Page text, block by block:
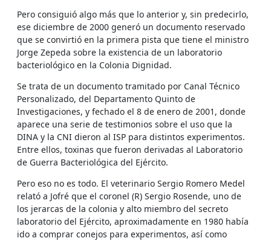
Pero consiguió algo más que lo anterior y, sin predecirlo,
ese diciembre de 2000 generó un documento reservado
que se convirtió en la primera pista que tiene el ministro
Jorge Zepeda sobre la existencia de un laboratorio
bacteriológico en la Colonia Dignidad.
Se trata de un documento tramitado por Canal Técnico
Personalizado, del Departamento Quinto de
Investigaciones, y fechado el 8 de enero de 2001, donde
aparece una serie de testimonios sobre el uso que la
DINA y la CNI dieron al ISP para distintos experimentos.
Entre ellos, toxinas que fueron derivadas al Laboratorio
de Guerra Bacteriológica del Ejército.
Pero eso no es todo. El veterinario Sergio Romero Medel
relató a Jofré que el coronel (R) Sergio Rosende, uno de
los jerarcas de la colonia y alto miembro del secreto
laboratorio del Ejército, aproximadamente en 1980 había
ido a comprar conejos para experimentos, así como